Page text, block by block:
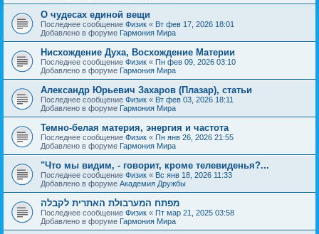
О чудесах единой вещи
Последнее сообщение Физик « Вт фев 17, 2026 18:01
Добавлено в форуме Гармония Мира
Нисхождение Духа, Восхождение Материи
Последнее сообщение Физик « Пн фев 09, 2026 03:10
Добавлено в форуме Гармония Мира
Александр Юрьевич Захаров (Плазар), статьи
Последнее сообщение Физик « Вт фев 03, 2026 18:11
Добавлено в форуме Гармония Мира
Темно-белая материя, энергия и частота
Последнее сообщение Физик « Пн янв 26, 2026 21:55
Добавлено в форуме Гармония Мира
"Что мы видим, - говорит, кроме телевиденья?...
Последнее сообщение Физик « Вс янв 18, 2026 11:33
Добавлено в форуме Академия Дружбы
מפתח המערבולת האתרית לקבלה
Последнее сообщение Физик « Пт мар 21, 2025 03:58
Добавлено в форуме Гармония Мира